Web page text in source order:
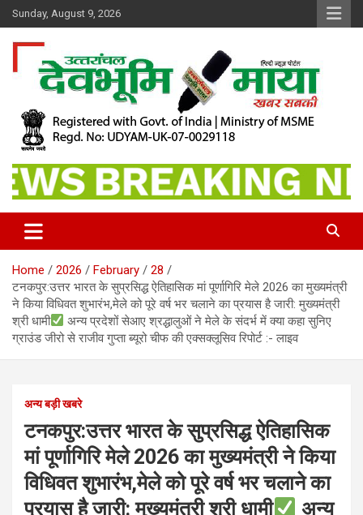
Skip
to
content
Sunday, August 9, 2026
Dev Bhoomi Maya
Home 2026 February
28
टनकपुर:उत्तर भारत के सुप्रसिद्ध ऐतिहासिक मां पूर्णागिरि मेले 2026 का मुख्यमंत्री
ने किया विधिवत शुभारंभ,मेले को पूरे वर्ष भर चलाने का प्रयास है जारी: मुख्यमंत्री
श्री धामी
अन्य प्रदेशों सेआए श्रद्धालुओं ने मेले के संदर्भ में क्या कहा सुनिए
ग्राउंड जीरो से राजीव गुप्ता ब्यूरो चीफ की एक्सक्लूसिव रिपोर्ट :- लाइव
अन्य बड़ी खबरे
टनकपुर:उत्तर भारत के सुप्रसिद्ध ऐतिहासिक
मां पूर्णागिरि मेले 2026 का मुख्यमंत्री ने किया
विधिवत शुभारंभ,मेले को पूरे वर्ष भर चलाने का
प्रयास है जारी: मुख्यमंत्री श्री धामी
अन्य